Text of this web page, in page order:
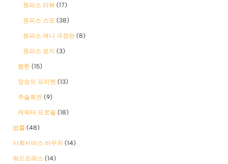
원피스 리뷰 (17)
원피스 스포 (38)
원피스 애니 극장판 (8)
원피스 표지 (3)
웹툰 (15)
장송의 프리렌 (13)
주술회전 (9)
캐릭터 프로필 (18)
법률 (48)
사회서비스 바우처 (14)
워드프레스 (14)